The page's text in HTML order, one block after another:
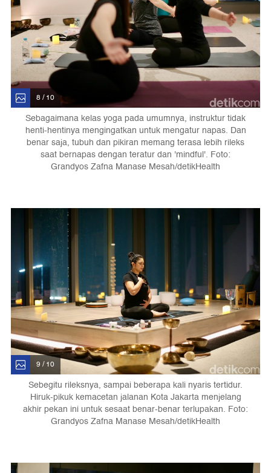
8 / 10
Sebagaimana kelas yoga pada umumnya, instruktur tidak
henti-hentinya mengingatkan untuk mengatur napas. Dan
benar saja, tubuh dan pikiran memang terasa lebih rileks
saat bernapas dengan teratur dan 'mindful'. Foto:
Grandyos Zafna Manase Mesah/detikHealth
9 / 10
Sebegitu rileksnya, sampai beberapa kali nyaris tertidur.
Hiruk-pikuk kemacetan jalanan Kota Jakarta menjelang
akhir pekan ini untuk sesaat benar-benar terlupakan. Foto:
Grandyos Zafna Manase Mesah/detikHealth